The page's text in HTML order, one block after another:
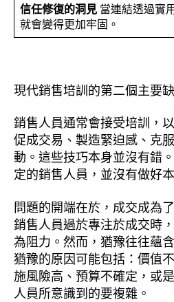
信任修復的洞見 當連結透過實
就會變得更加牢固。
現代銷售培訓的第二個主要
銷售人員通常會接受培訓，
促成交易、製造緊迫感、克
動。這些技巧本身並沒有錯
定的銷售人員，並沒有做好
問題的開端在於，成交成為
銷售人員過於專注於成交時
為阻力。然而，猶豫往往蘊
猶豫的原因可能包括：價值
施風險高、預算不確定，或
人員所意識到的要複雜。